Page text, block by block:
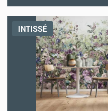
INTISSÉ